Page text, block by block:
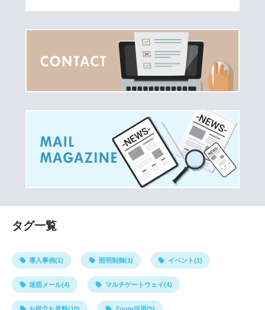
タグ一覧
導入事例(1) 照明制御(1) イベント(1)
迷惑メール(4) マルチゲートウェイ(4)